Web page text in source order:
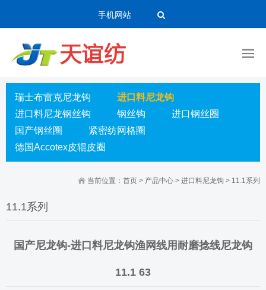
手机网站
瑞士布雷克尼龙钩
进口料尼龙钩
进口料尼龙钢丝钩
钢丝钩
进口钢丝圈
国产钢丝圈
紧密纺网格圈
德国Accotex皮辊皮圈
当前位置： 首页 > 产品中心 > 进口料尼龙钩 > 11.1系列
11.1系列
国产尼龙钩-进口料尼龙钩渔网线用耐磨捻线尼龙钩
11.1 63